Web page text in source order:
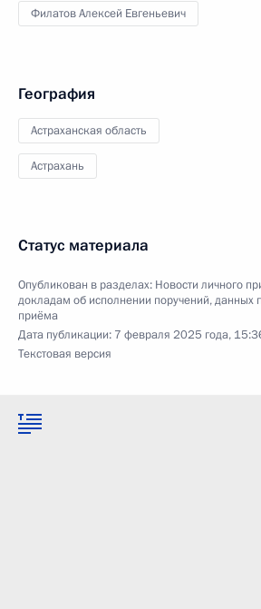
Филатов Алексей Евгеньевич
География
Астраханская область
Астрахань
Статус материала
Опубликован в разделах: Новости личного
докладам об исполнении поручений, данных
приёма
Дата публикации: 7 февраля 2025 года,
Текстовая версия